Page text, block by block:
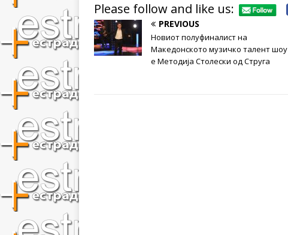
Please follow and like us:
PREVIOUS
Новиот полуфиналист на
Македонското музичко талент шоу
е Методија Столески од Струга